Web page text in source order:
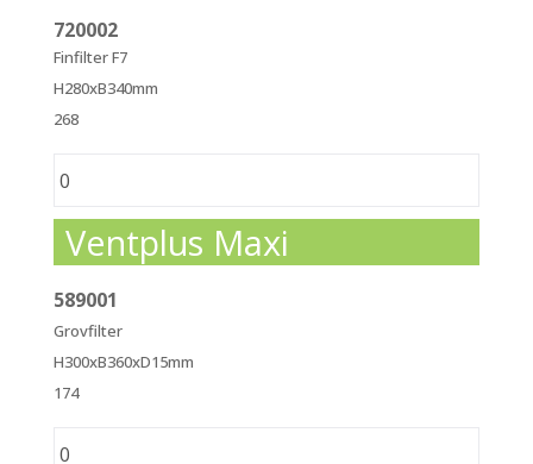
720002
Finfilter F7
H280xB340mm
268
Ventplus Maxi
589001
Grovfilter
H300xB360xD15mm
174